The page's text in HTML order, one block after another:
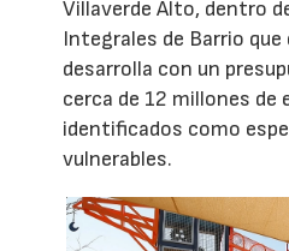
Villaverde Alto, dentro
Integrales de Barrio
desarrolla con un
cerca de 12 millones de
identificados como
vulnerables.